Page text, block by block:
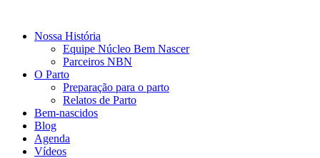
Nossa História
Equipe Núcleo Bem Nascer
Parceiros NBN
O Parto
Preparação para o parto
Relatos de Parto
Bem-nascidos
Blog
Agenda
Vídeos